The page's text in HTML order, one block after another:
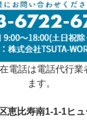
電話は電話代行業
ます。
恵比寿南1-1-1ヒ